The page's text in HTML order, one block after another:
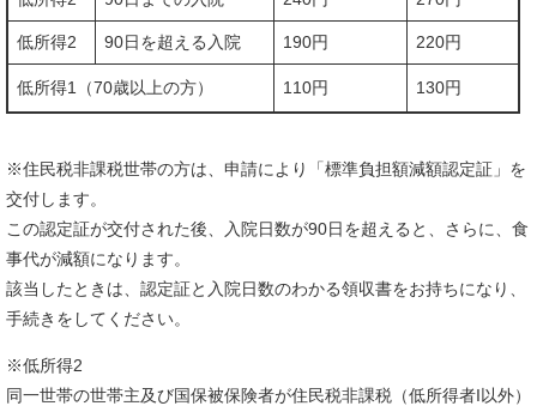
低所得2 90日を超える入院 190円 220円
低所得1（70歳以上の方） 110円 130円
※住民税非課税世帯の方は、申請により「標準負担額減額認定証」を
交付します。
この認定証が交付された後、入院日数が90日を超えると、さらに、食
事代が減額になります。
該当したときは、認定証と入院日数のわかる領収書をお持ちになり、
手続きをしてください。
※低所得2
同一世帯の世帯主及び国保被保険者が住民税非課税（低所得者I以外）